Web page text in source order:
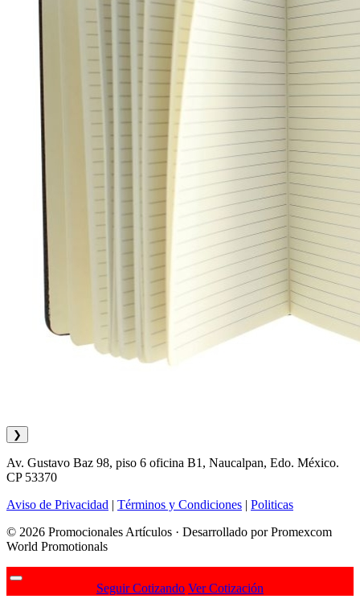
❯
Av. Gustavo Baz 98, piso 6 oficina B1, Naucalpan, Edo. México.
CP 53370
Aviso de Privacidad | Términos y Condiciones | Politicas
© 2026 Promocionales Artículos · Desarrollado por Promexcom
World Promotionals
Seguir Cotizando Ver Cotización